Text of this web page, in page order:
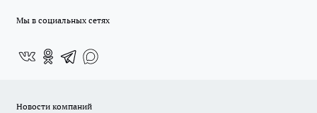
Мы в социальных сетях
Новости компаний